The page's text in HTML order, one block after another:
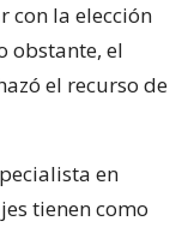
con la elección
obstante, el
el recurso de
en
tienen como